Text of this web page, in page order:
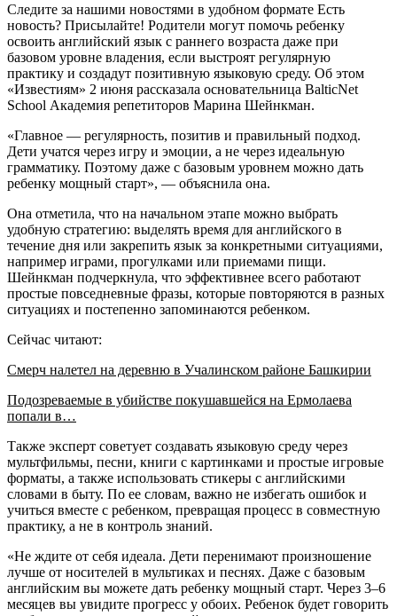
Следите за нашими новостями в удобном формате Есть
новость? Присылайте! Родители могут помочь ребенку
освоить английский язык с раннего возраста даже при
базовом уровне владения, если выстроят регулярную
практику и создадут позитивную языковую среду. Об этом
«Известиям» 2 июня рассказала основательница BalticNet
School Академия репетиторов Марина Шейнкман.
«Главное — регулярность, позитив и правильный подход.
Дети учатся через игру и эмоции, а не через идеальную
грамматику. Поэтому даже с базовым уровнем можно дать
ребенку мощный старт», — объяснила она.
Она отметила, что на начальном этапе можно выбрать
удобную стратегию: выделять время для английского в
течение дня или закрепить язык за конкретными ситуациями,
например играми, прогулками или приемами пищи.
Шейнкман подчеркнула, что эффективнее всего работают
простые повседневные фразы, которые повторяются в разных
ситуациях и постепенно запоминаются ребенком.
Сейчас читают:
Смерч налетел на деревню в Учалинском районе Башкирии
Подозреваемые в убийстве покушавшейся на Ермолаева
попали в…
Также эксперт советует создавать языковую среду через
мультфильмы, песни, книги с картинками и простые игровые
форматы, а также использовать стикеры с английскими
словами в быту. По ее словам, важно не избегать ошибок и
учиться вместе с ребенком, превращая процесс в совместную
практику, а не в контроль знаний.
«Не ждите от себя идеала. Дети перенимают произношение
лучше от носителей в мультиках и песнях. Даже с базовым
английским вы можете дать ребенку мощный старт. Через 3–6
месяцев вы увидите прогресс у обоих. Ребенок будет говорить